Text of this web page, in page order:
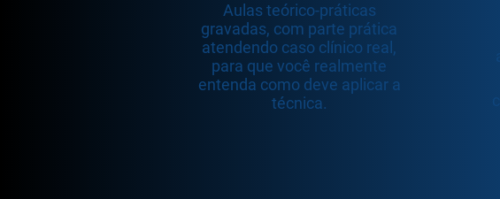
Aulas teórico-práticas
gravadas, com parte prática
atendendo caso clínico real,
para que você realmente
entenda como deve aplicar a
técnica.